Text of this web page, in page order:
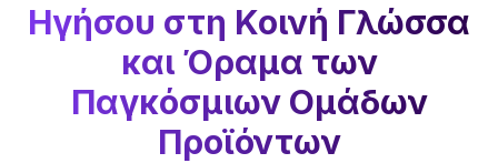
Ηγήσου στη Κοινή Γλώσσα
και Όραμα των
Παγκόσμιων Ομάδων
Προϊόντων